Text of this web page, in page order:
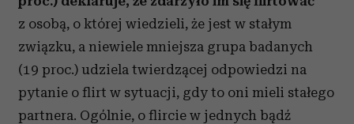
z osobą, o której wiedzieli, że jest w stałym
związku, a niewiele mniejsza grupa badanych
(19 proc.) udziela twierdzącej odpowiedzi na
pytanie o flirt w sytuacji, gdy to oni mieli stałego
partnera. Ogólnie, o flircie w jednych bądź